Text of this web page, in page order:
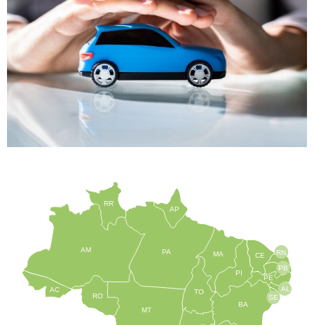
TO
BA
SE
PE
AL
RN
CE
PI
MA
AP
PA
RR
AM
AC
RO
MT
PB